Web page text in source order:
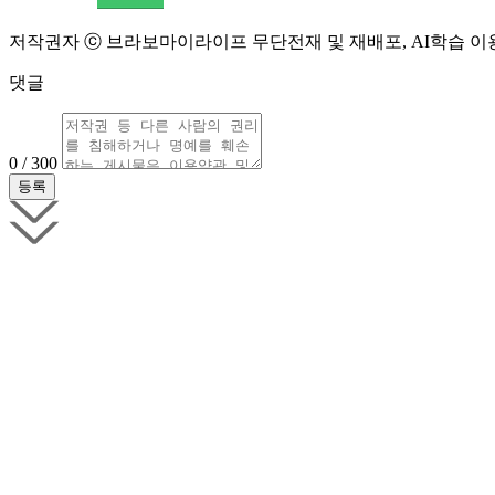
저작권자 ⓒ 브라보마이라이프 무단전재 및 재배포, AI학습 이
댓글
0 / 300